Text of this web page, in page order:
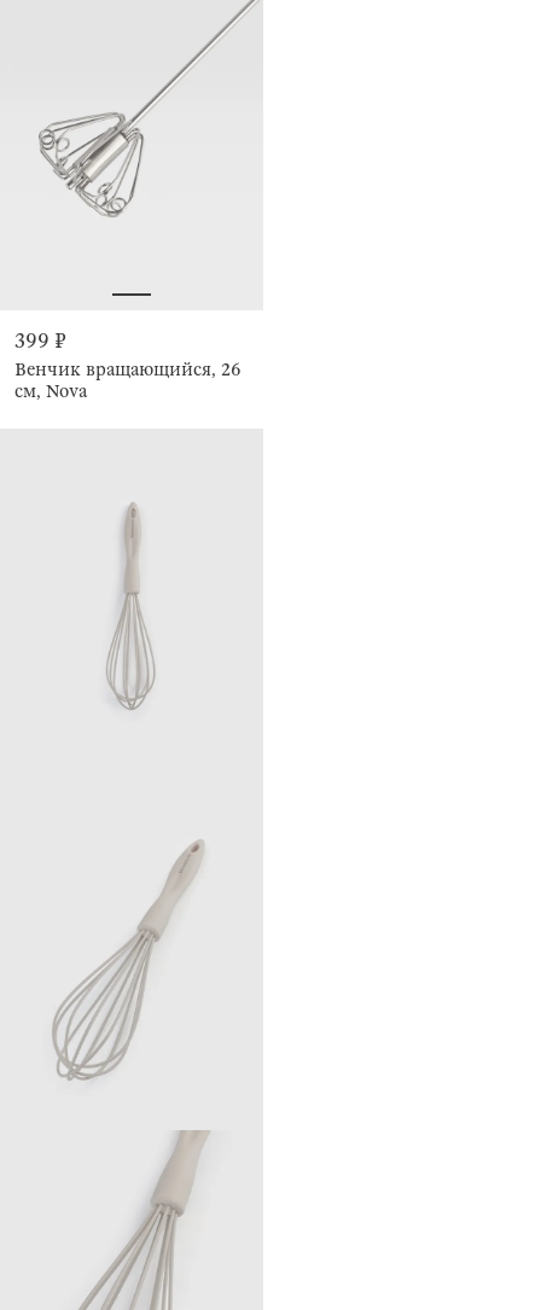
399 ₽
Венчик вращающийся, 26
см, Nova